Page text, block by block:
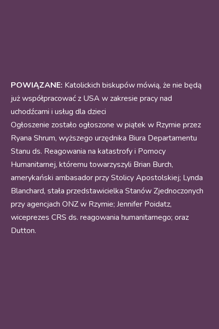
POWIĄZANE: Katolickich biskupów mówią, że nie będą
już współpracować z USA w zakresie pracy nad
uchodźcami i usług dla dzieci
Ogłoszenie zostało ogłoszone w piątek w Rzymie przez
Ryana Shrum, wyższego urzędnika Biura Departamentu
Stanu ds. Reagowania na katastrofy i Pomocy
Humanitarnej, któremu towarzyszyli Brian Burch,
amerykański ambasador przy Stolicy Apostolskiej; Lynda
Blanchard, stała przedstawicielka Stanów Zjednoczonych
przy agencjach ONZ w Rzymie; Jennifer Poidatz,
wiceprezes CRS ds. reagowania humanitarnego; oraz
Dutton.